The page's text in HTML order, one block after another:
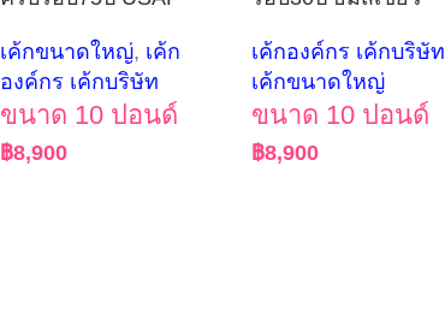
เค้กขนาดใหญ่, เค้ก
องค์กร เค้กบริษัท
ขนาด 10 ปอนด์
฿8,900
เค้กองค์กร เค้กบริษัท
เค้กขนาดใหญ่
ขนาด 10 ปอนด์
฿8,900